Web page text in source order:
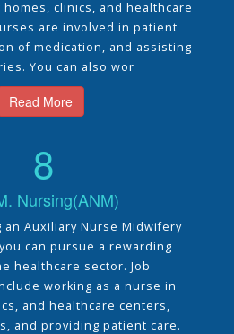
clinics, and healthcare
are involved in patient
of medication, and assisting
You can also wor
Read More
8
Nursing(ANM)
an Auxiliary Nurse Midwifery
can pursue a rewarding
healthcare sector. Job
working as a nurse in
and healthcare centers,
and providing patient care.